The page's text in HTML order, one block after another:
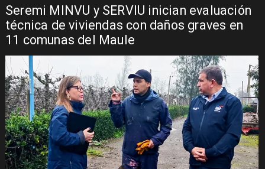
Seremi MINVU y SERVIU inician evaluación
técnica de viviendas con daños graves en
11 comunas del Maule